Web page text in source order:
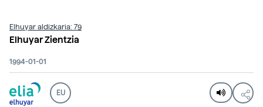
Elhuyar aldizkaria: 79
Elhuyar Zientzia
1994-01-01
EU